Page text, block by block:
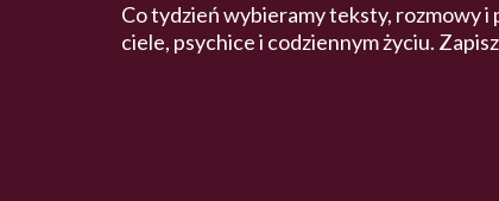
Co tydzień wybieramy teksty, rozmowy
ciele, psychice i codziennym życiu.